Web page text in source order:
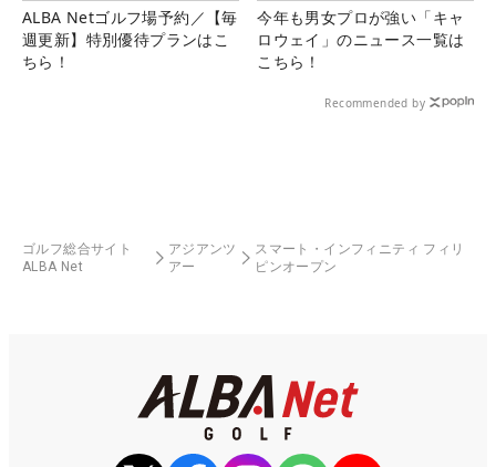
ALBA Netゴルフ場予約／【毎
週更新】特別優待プランはこ
ちら！
今年も男女プロが強い「キャ
ロウェイ」のニュース一覧は
こちら！
Recommended by
ゴルフ総合サイト
ALBA Net
アジアンツ
アー
スマート・インフィニティ フィリ
ピンオープン